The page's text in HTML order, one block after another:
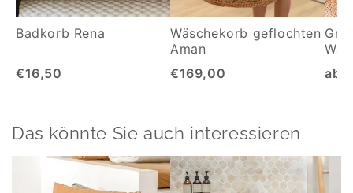
Badkorb Rena
€16,50
Wäschekorb geflochten
Aman
€169,00
ab
Das könnte Sie auch interessieren